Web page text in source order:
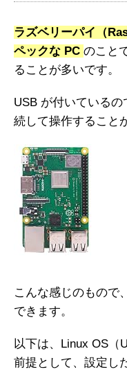
ラズベリーパイ（
ペックな PC のこと
ることが多いです。
USB が付いている
続して操作すること
こんな感じのもので
できます。
以下は、Linux OS（
前提として、設定し